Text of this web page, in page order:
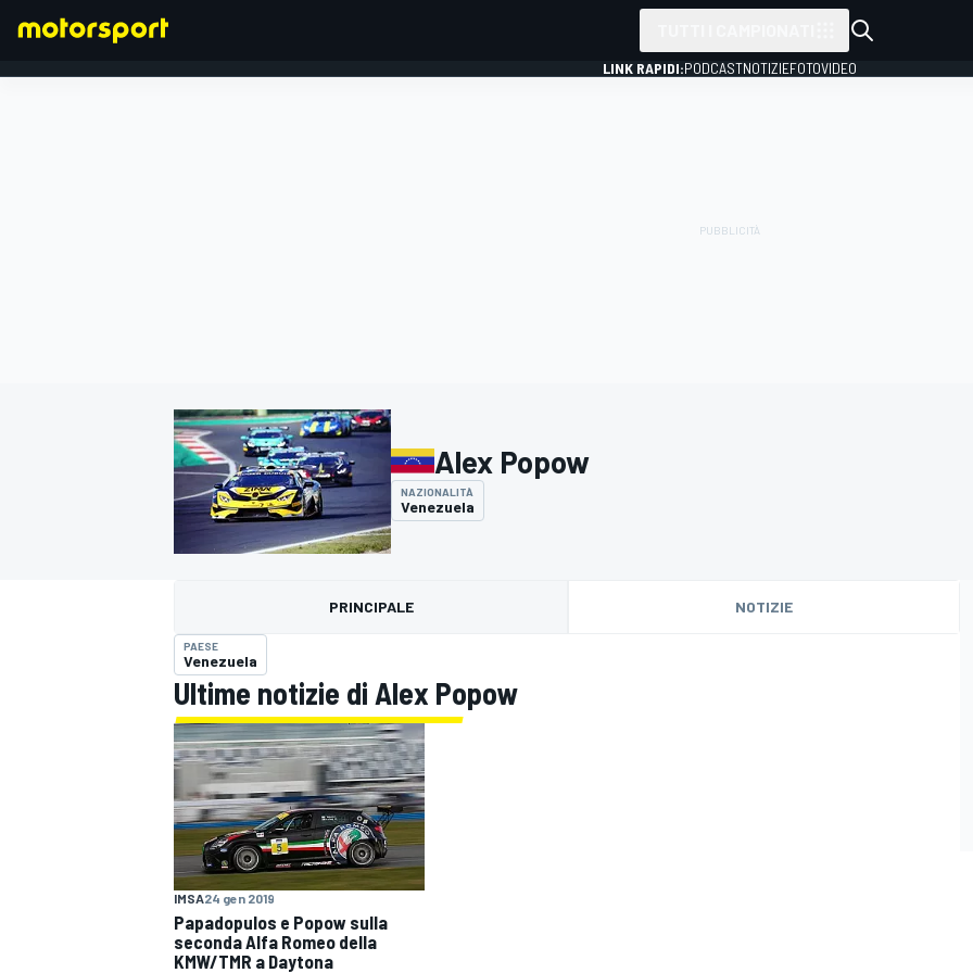
MOTOGP WEC
WRC
LINK RAPIDI:PODCASTNOTIZIEFOTOVIDEO
Alex Popow
NAZIONALITÀ
Venezuela
PRINCIPALE NOTIZIE
PAESE
Venezuela
Ultime notizie di Alex Popow
IMSA24 gen 2019
Papadopulos e Popow sulla
seconda Alfa Romeo della
KMW/TMR a Daytona